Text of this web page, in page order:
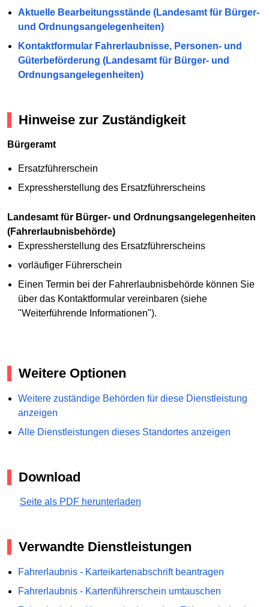
Aktuelle Bearbeitungsstände (Landesamt für Bürger-
und Ordnungsangelegenheiten)
Kontaktformular Fahrerlaubnisse, Personen- und
Güterbeförderung (Landesamt für Bürger- und
Ordnungsangelegenheiten)
Hinweise zur Zuständigkeit
Bürgeramt
Ersatzführerschein
Expressherstellung des Ersatzführerscheins
Landesamt für Bürger- und Ordnungsangelegenheiten
(Fahrerlaubnisbehörde)
Expressherstellung des Ersatzführerscheins
vorläufiger Führerschein
Einen Termin bei der Fahrerlaubnisbehörde können Sie
über das Kontaktformular vereinbaren (siehe
"Weiterführende Informationen").
Weitere Optionen
Weitere zuständige Behörden für diese Dienstleistung
anzeigen
Alle Dienstleistungen dieses Standortes anzeigen
Download
Seite als PDF herunterladen
Verwandte Dienstleistungen
Fahrerlaubnis - Karteikartenabschrift beantragen
Fahrerlaubnis - Kartenführerschein umtauschen